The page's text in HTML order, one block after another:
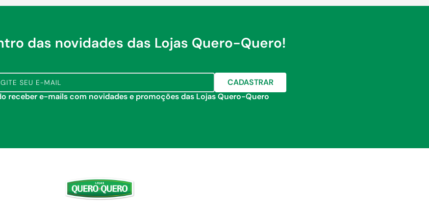
das novidades das Lojas Quero-Quero!
CADASTRAR
receber e-mails com novidades e promoções das Lojas Quero-Quero